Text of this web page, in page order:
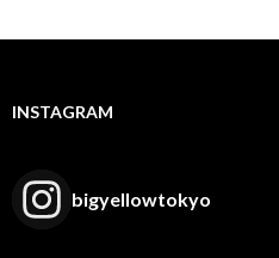
INSTAGRAM
bigyellowtokyo